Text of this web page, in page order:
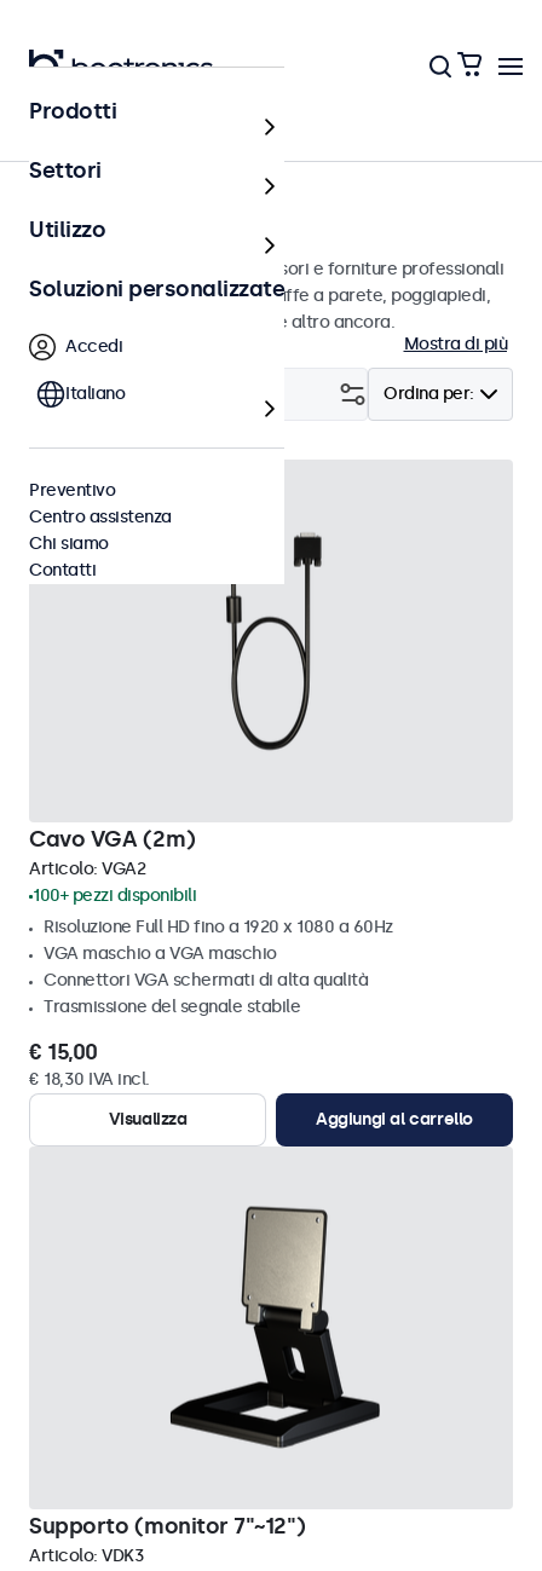
Home
Accessori
Un vasto assortimento di accessori e forniture professionali
per i suoi display Beetronics. Staffe a parete, poggiapiedi,
cavi video, dimmer, connettori e altro ancora.
Mostra di più
Ordina per:
Filtro (28)
Cavo VGA (2m)
Articolo: VGA2
100+ pezzi disponibili
Risoluzione Full HD fino a 1920 x 1080 a 60Hz
VGA maschio a VGA maschio
Connettori VGA schermati di alta qualità
Trasmissione del segnale stabile
€ 15,00
€ 18,30 IVA incl.
Visualizza
Aggiungi al carrello
Supporto (monitor 7"~12")
Articolo: VDK3
Prodotti
Settori
Utilizzo
Soluzioni personalizzate
Accedi
Italiano
Preventivo
Centro assistenza
Chi siamo
Contatti